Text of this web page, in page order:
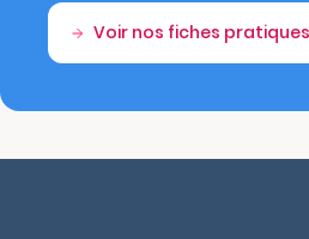
Voir nos fiches pratiques